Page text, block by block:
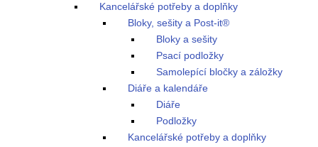
Kancelářské potřeby a doplňky
Bloky, sešity a Post-it®
Bloky a sešity
Psací podložky
Samolepící bločky a záložky
Diáře a kalendáře
Diáře
Podložky
Kancelářské potřeby a doplňky